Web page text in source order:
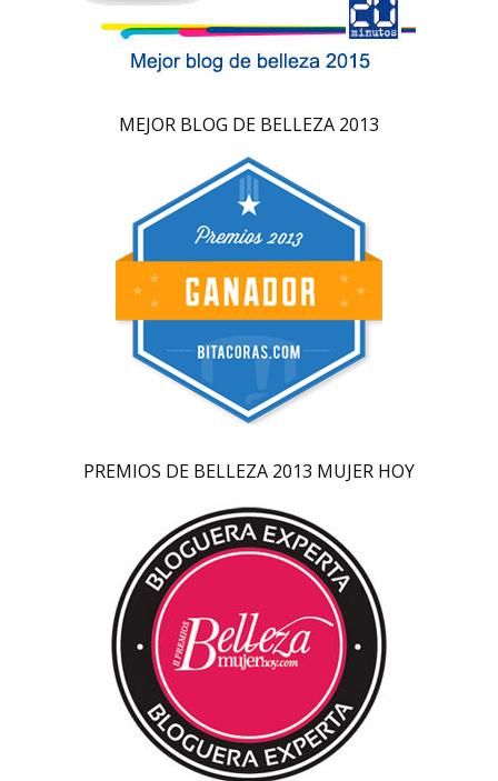
MEJOR BLOG DE BELLEZA 2013
PREMIOS DE BELLEZA 2013 MUJER HOY